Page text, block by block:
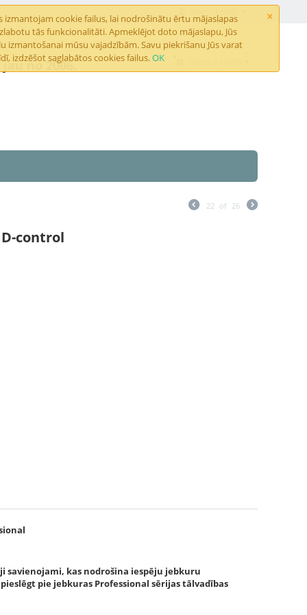
×
izmantojam cookie failus, lai nodrošinātu ērtu mājaslapas
tās funkcionalitāti. Apmeklējot doto mājaslapu, Jūs
izmantošanai mūsu vajadzībām. Savu piekrišanu Jūs varat
izdzēšot saglabātos cookies failus.OK
no 2006.
22 of 26
control
savienojami, kas nodrošina iespēju jebkuru
pie jebkuras Professional sērijas tālvadības